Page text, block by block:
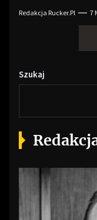
Redakcja Rucker.pl 7
Szukaj